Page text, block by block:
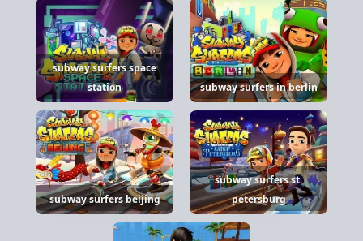
subway surfers space
station
subway surfers in berlin
subway surfers beijing
subway surfers st.
petersburg